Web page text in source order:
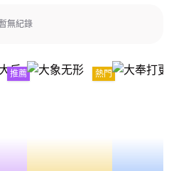
無紀錄
推薦 熱門